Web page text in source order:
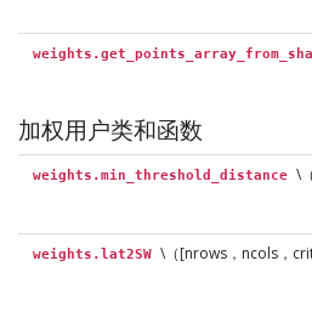
加权用户类和函数
weights.min_threshold_distance \
weights.lat2SW \（[nrows，ncols，